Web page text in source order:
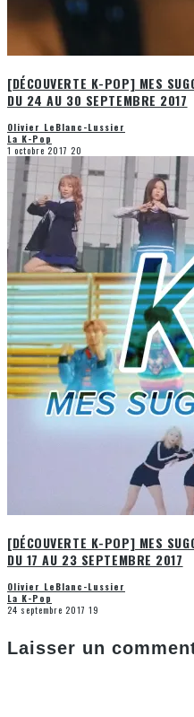
[DÉCOUVERTE K-POP] MES
DU 24 AU 30 SEPTEMBRE 2017
Olivier LeBlanc-Lussier
La K-Pop
1 octobre 2017 20
[DÉCOUVERTE K-POP] MES
DU 17 AU 23 SEPTEMBRE 2017
Olivier LeBlanc-Lussier
La K-Pop
24 septembre 2017 19
Laisser un